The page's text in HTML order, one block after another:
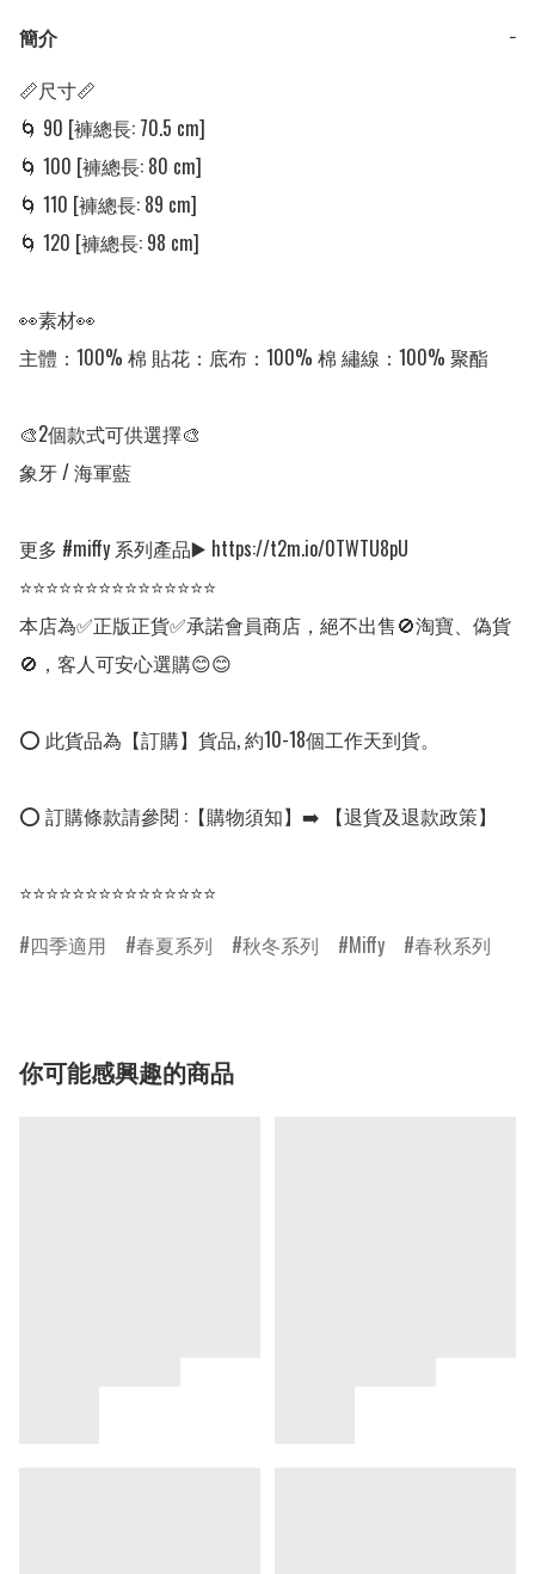
簡介
−
📏尺寸📏
🌀 90 [褲總長: 70.5 cm]
🌀 100 [褲總長: 80 cm]
🌀 110 [褲總長: 89 cm]
🌀 120 [褲總長: 98 cm]
👀素材👀
主體：100% 棉 貼花：底布：100% 棉 繡線：100% 聚酯
🎨2個款式可供選擇🎨
象牙 / 海軍藍
更多 #miffy 系列產品▶️ https://t2m.io/0TWTU8pU
⭐⭐⭐⭐⭐⭐⭐⭐⭐⭐⭐⭐⭐⭐⭐
本店為✅正版正貨✅承諾會員商店，絕不出售🚫淘寶、偽貨
🚫，客人可安心選購😊😊
⭕ 此貨品為【訂購】貨品, 約10-18個工作天到貨。
⭕ 訂購條款請參閱 :【購物須知】➡️ 【退貨及退款政策】
⭐⭐⭐⭐⭐⭐⭐⭐⭐⭐⭐⭐⭐⭐⭐
四季適用
春夏系列 秋冬系列 Miffy 春秋系列
你可能感興趣的商品